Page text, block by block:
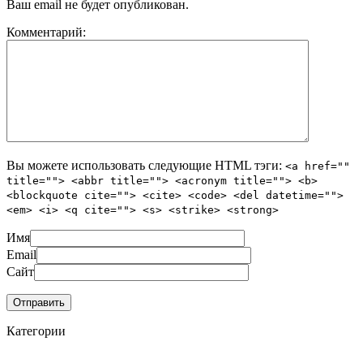
Ваш email не будет опубликован.
Комментарий:
Вы можете использовать следующие HTML тэги: <a href=""
title=""> <abbr title=""> <acronym title=""> <b>
<blockquote cite=""> <cite> <code> <del datetime="">
<em> <i> <q cite=""> <s> <strike> <strong>
Имя
Email
Сайт
Категории